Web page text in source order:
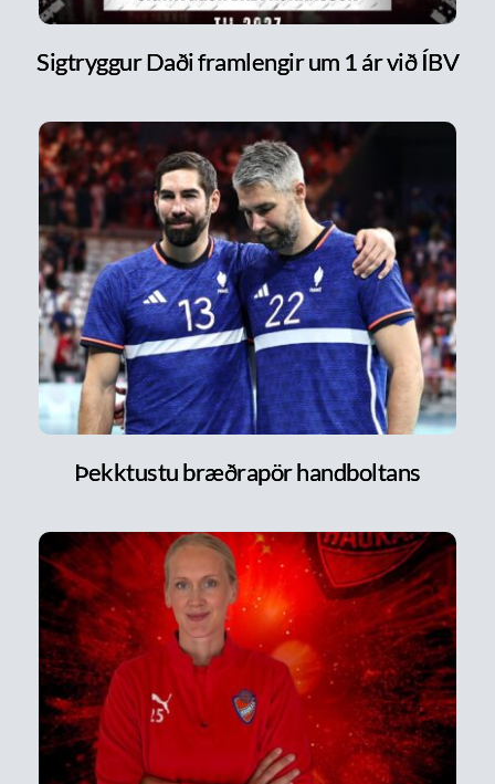
Sigtryggur Daði framlengir um 1 ár við ÍBV
Þekktustu bræðrapör handboltans